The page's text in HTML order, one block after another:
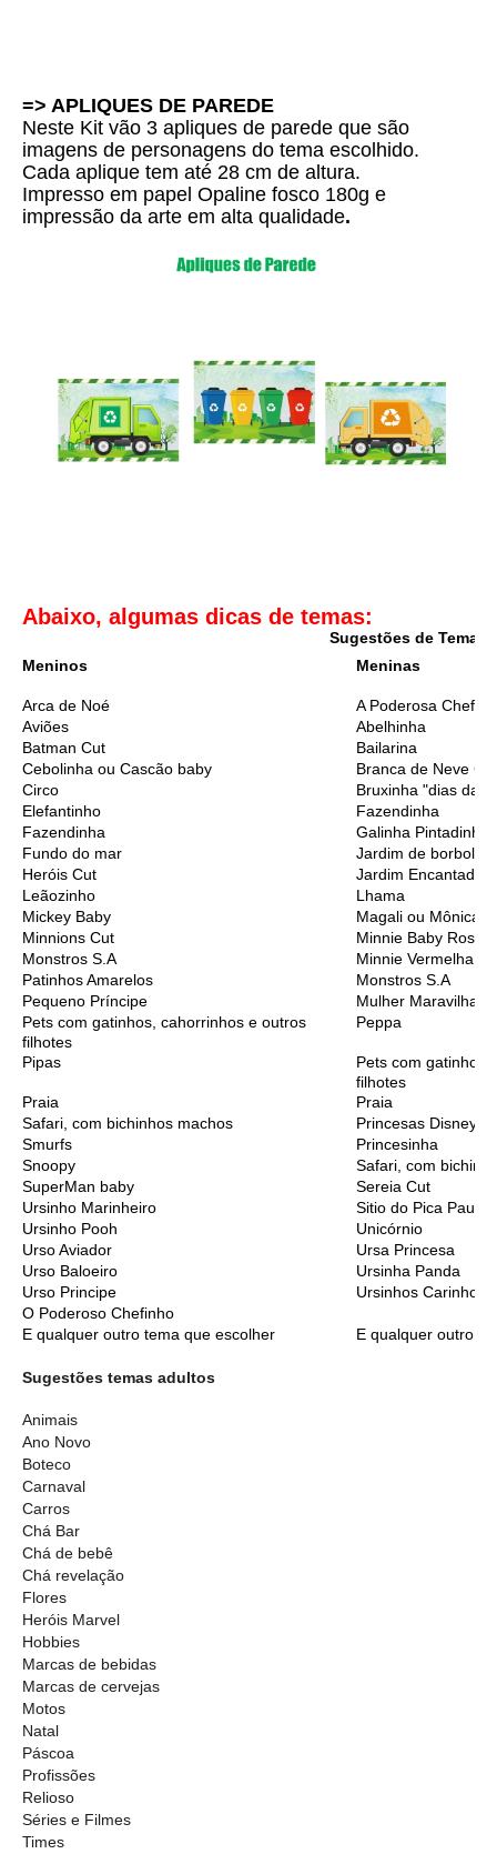
=> APLIQUES DE PAREDE
Neste Kit vão 3 apliques de parede que são
imagens de personagens do tema escolhido.
Cada aplique tem até 28 cm de altura.
Impresso em papel Opaline fosco 180g e
impressão da arte em alta qualidade.
Abaixo, algumas dicas de temas:
Sugestões de Temas
Meninos
Meninas
Arca de Noé
A Poderosa
Aviões
Abelhinha
Batman Cut
Bailarina
Cebolinha ou Cascão baby
Branca de Neve Cut
Circo
Bruxinha "dias das
Elefantinho
Fazendinha
Fazendinha
Galinha Pintadinha
Fundo do mar
Jardim de
Heróis Cut
Jardim Encantado
Leãozinho
Lhama
Mickey Baby
Magali ou Mônica
Minnions Cut
Minnie Baby Rosa
Monstros S.A
Minnie Vermelha
Patinhos Amarelos
Monstros S.A
Pequeno Príncipe
Mulher Maravilha
Pets com gatinhos, cahorrinhos e outros
filhotes
Peppa
Pipas
Pets com
filhotes
Praia
Praia
Safari, com bichinhos machos
Princesas Disney
Smurfs
Princesinha
Snoopy
Safari, com
SuperMan baby
Sereia Cut
Ursinho Marinheiro
Sitio do Pica Pau
Ursinho Pooh
Unicórnio
Urso Aviador
Ursa Princesa
Urso Baloeiro
Ursinha Panda
Urso Principe
Ursinhos
O Poderoso Chefinho
E qualquer outro tema que escolher
E qualquer outro
Sugestões temas adultos
Animais
Ano Novo
Boteco
Carnaval
Carros
Chá Bar
Chá de bebê
Chá revelação
Flores
Heróis Marvel
Hobbies
Marcas de bebidas
Marcas de cervejas
Motos
Natal
Páscoa
Profissões
Relioso
Séries e Filmes
Times